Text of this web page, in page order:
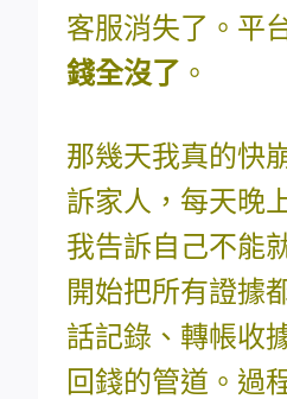
客服消失了。平
錢全沒了 。
那幾天我真的快
訴家人，每天晚
我告訴自己不能
開始把所有證
話記錄、轉帳收
回錢的管道。過